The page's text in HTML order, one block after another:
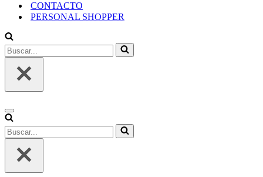
CONTACTO
PERSONAL SHOPPER
Buscar...
Menú
de
navegación
Buscar...